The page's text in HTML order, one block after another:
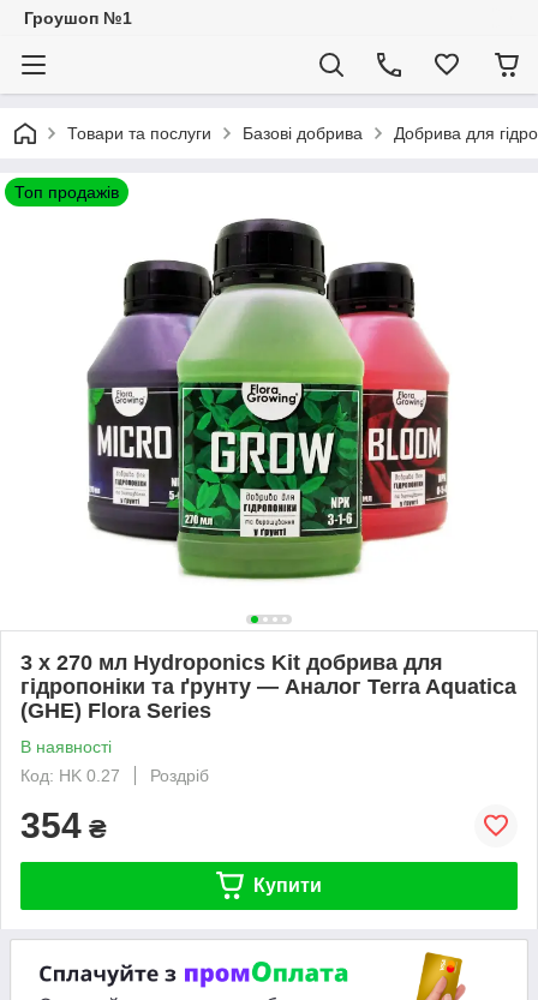
Гроушоп №1
Товари та послуги Базові добрива Добрива для
Топ продажів
3 х 270 мл Hydroponics Kit добрива для
гідропоніки та ґрунту — Аналог Terra Aquatica
(GHE) Flora Series
В наявності
Код: HK 0.27
Роздріб
354 ₴
Купити